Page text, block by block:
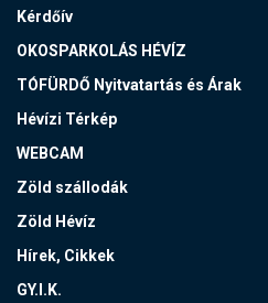
Kérdőív
OKOSPARKOLÁS HÉVÍZ
TÓFÜRDŐ Nyitvatartás és Árak
Hévízi Térkép
WEBCAM
Zöld szállodák
Zöld Hévíz
Hírek, Cikkek
GY.I.K.